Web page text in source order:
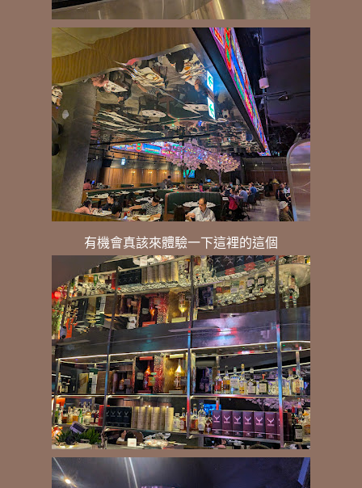
有機會真該來體驗一下這裡的這個